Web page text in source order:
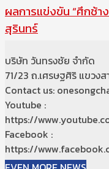
ผลการแข่งขัน “ศึกช้
สุรินทร์
บริษัท วันทรงชัย จำกัด
71/23 ถ.เศรษฐศิริ แขวง
Contact us:
Youtube :
https://
Facebook :
https://